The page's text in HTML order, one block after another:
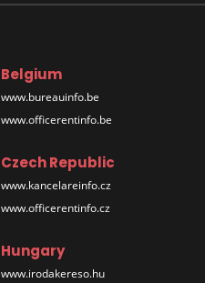
Belgium
www.bureauinfo.be
www.officerentinfo.be
Czech Republic
www.kancelareinfo.cz
www.officerentinfo.cz
Hungary
www.irodakereso.hu